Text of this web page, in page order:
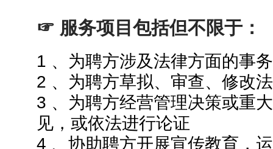
☞ 服务项目包括但不限于：
1 、为聘方涉及法律方面的事
2 、为聘方草拟、审查、修改
3 、为聘方经营管理决策或重
见，或依法进行论证
4 、协助聘方开展宣传教育，